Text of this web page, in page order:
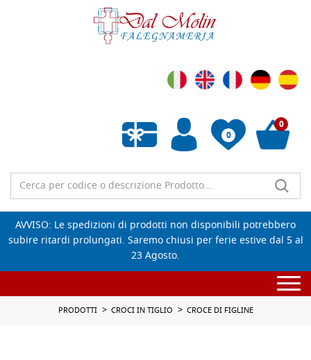
0
Wishlist vuota
0
AVVISO: Le spedizioni di prodotti non disponibili potrebbero
subire ritardi prolungati. Saremo chiusi per ferie estive dal 5 al
23 Agosto.
PRODOTTI CROCI IN TIGLIO CROCE DI FIGLINE